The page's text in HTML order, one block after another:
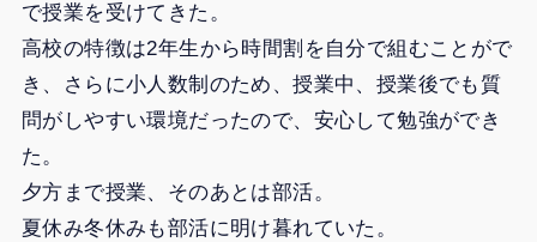
で授業を受けてきた。
高校の特徴は2年生から時間割を自分で組むことがで
き、さらに小人数制のため、授業中、授業後でも質
問がしやすい環境だったので、安心して勉強ができ
た。
夕方まで授業、そのあとは部活。
夏休み冬休みも部活に明け暮れていた。